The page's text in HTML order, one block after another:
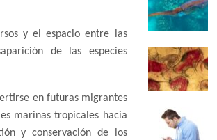
y el espacio entre las
de las especies
en futuras migrantes
marinas tropicales hacia
y conservación de los